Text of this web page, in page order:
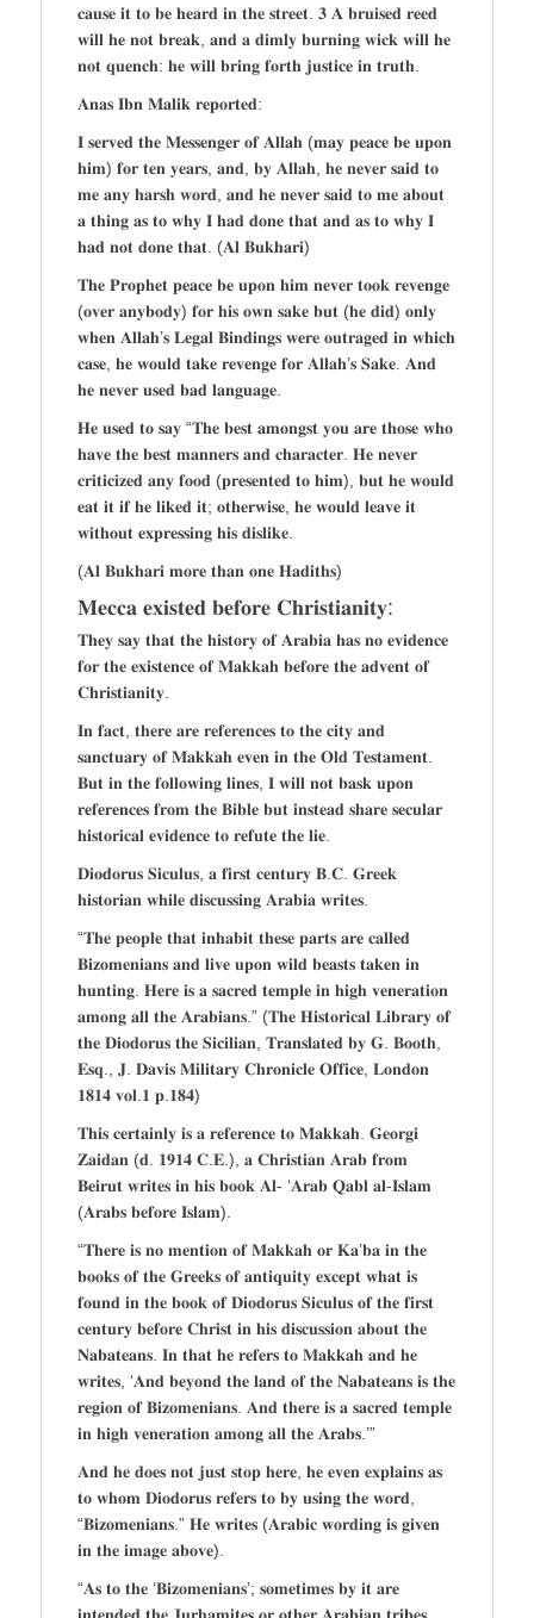
𝐜𝐚𝐮𝐬𝐞 𝐢𝐭 𝐭𝐨 𝐛𝐞 𝐡𝐞𝐚𝐫𝐝 𝐢𝐧 𝐭𝐡𝐞 𝐬𝐭𝐫𝐞𝐞𝐭. 𝟑 𝐀 𝐛𝐫𝐮𝐢𝐬𝐞𝐝 𝐫𝐞𝐞𝐝
𝐰𝐢𝐥𝐥 𝐡𝐞 𝐧𝐨𝐭 𝐛𝐫𝐞𝐚𝐤, 𝐚𝐧𝐝 𝐚 𝐝𝐢𝐦𝐥𝐲 𝐛𝐮𝐫𝐧𝐢𝐧𝐠 𝐰𝐢𝐜𝐤 𝐰𝐢𝐥𝐥 𝐡𝐞
𝐧𝐨𝐭 𝐪𝐮𝐞𝐧𝐜𝐡: 𝐡𝐞 𝐰𝐢𝐥𝐥 𝐛𝐫𝐢𝐧𝐠 𝐟𝐨𝐫𝐭𝐡 𝐣𝐮𝐬𝐭𝐢𝐜𝐞 𝐢𝐧 𝐭𝐫𝐮𝐭𝐡.
𝐀𝐧𝐚𝐬 𝐈𝐛𝐧 𝐌𝐚𝐥𝐢𝐤 𝐫𝐞𝐩𝐨𝐫𝐭𝐞𝐝:
𝐈 𝐬𝐞𝐫𝐯𝐞𝐝 𝐭𝐡𝐞 𝐌𝐞𝐬𝐬𝐞𝐧𝐠𝐞𝐫 𝐨𝐟 𝐀𝐥𝐥𝐚𝐡 (𝐦𝐚𝐲 𝐩𝐞𝐚𝐜𝐞 𝐛𝐞 𝐮𝐩𝐨𝐧
𝐡𝐢𝐦) 𝐟𝐨𝐫 𝐭𝐞𝐧 𝐲𝐞𝐚𝐫𝐬, 𝐚𝐧𝐝, 𝐛𝐲 𝐀𝐥𝐥𝐚𝐡, 𝐡𝐞 𝐧𝐞𝐯𝐞𝐫 𝐬𝐚𝐢𝐝 𝐭𝐨
𝐦𝐞 𝐚𝐧𝐲 𝐡𝐚𝐫𝐬𝐡 𝐰𝐨𝐫𝐝, 𝐚𝐧𝐝 𝐡𝐞 𝐧𝐞𝐯𝐞𝐫 𝐬𝐚𝐢𝐝 𝐭𝐨 𝐦𝐞 𝐚𝐛𝐨𝐮𝐭
𝐚 𝐭𝐡𝐢𝐧𝐠 𝐚𝐬 𝐭𝐨 𝐰𝐡𝐲 𝐈 𝐡𝐚𝐝 𝐝𝐨𝐧𝐞 𝐭𝐡𝐚𝐭 𝐚𝐧𝐝 𝐚𝐬 𝐭𝐨 𝐰𝐡𝐲 𝐈
𝐡𝐚𝐝 𝐧𝐨𝐭 𝐝𝐨𝐧𝐞 𝐭𝐡𝐚𝐭. (𝐀𝐥 𝐁𝐮𝐤𝐡𝐚𝐫𝐢)
𝐓𝐡𝐞 𝐏𝐫𝐨𝐩𝐡𝐞𝐭 𝐩𝐞𝐚𝐜𝐞 𝐛𝐞 𝐮𝐩𝐨𝐧 𝐡𝐢𝐦 𝐧𝐞𝐯𝐞𝐫 𝐭𝐨𝐨𝐤 𝐫𝐞𝐯𝐞𝐧𝐠𝐞
(𝐨𝐯𝐞𝐫 𝐚𝐧𝐲𝐛𝐨𝐝𝐲) 𝐟𝐨𝐫 𝐡𝐢𝐬 𝐨𝐰𝐧 𝐬𝐚𝐤𝐞 𝐛𝐮𝐭 (𝐡𝐞 𝐝𝐢𝐝) 𝐨𝐧𝐥𝐲
𝐰𝐡𝐞𝐧 𝐀𝐥𝐥𝐚𝐡’𝐬 𝐋𝐞𝐠𝐚𝐥 𝐁𝐢𝐧𝐝𝐢𝐧𝐠𝐬 𝐰𝐞𝐫𝐞 𝐨𝐮𝐭𝐫𝐚𝐠𝐞𝐝 𝐢𝐧 𝐰𝐡𝐢𝐜𝐡
𝐜𝐚𝐬𝐞, 𝐡𝐞 𝐰𝐨𝐮𝐥𝐝 𝐭𝐚𝐤𝐞 𝐫𝐞𝐯𝐞𝐧𝐠𝐞 𝐟𝐨𝐫 𝐀𝐥𝐥𝐚𝐡’𝐬 𝐒𝐚𝐤𝐞. 𝐀𝐧𝐝
𝐡𝐞 𝐧𝐞𝐯𝐞𝐫 𝐮𝐬𝐞𝐝 𝐛𝐚𝐝 𝐥𝐚𝐧𝐠𝐮𝐚𝐠𝐞.
𝐇𝐞 𝐮𝐬𝐞𝐝 𝐭𝐨 𝐬𝐚𝐲 “𝐓𝐡𝐞 𝐛𝐞𝐬𝐭 𝐚𝐦𝐨𝐧𝐠𝐬𝐭 𝐲𝐨𝐮 𝐚𝐫𝐞 𝐭𝐡𝐨𝐬𝐞 𝐰𝐡𝐨
𝐡𝐚𝐯𝐞 𝐭𝐡𝐞 𝐛𝐞𝐬𝐭 𝐦𝐚𝐧𝐧𝐞𝐫𝐬 𝐚𝐧𝐝 𝐜𝐡𝐚𝐫𝐚𝐜𝐭𝐞𝐫. 𝐇𝐞 𝐧𝐞𝐯𝐞𝐫
𝐜𝐫𝐢𝐭𝐢𝐜𝐢𝐳𝐞𝐝 𝐚𝐧𝐲 𝐟𝐨𝐨𝐝 (𝐩𝐫𝐞𝐬𝐞𝐧𝐭𝐞𝐝 𝐭𝐨 𝐡𝐢𝐦), 𝐛𝐮𝐭 𝐡𝐞 𝐰𝐨𝐮𝐥𝐝
𝐞𝐚𝐭 𝐢𝐭 𝐢𝐟 𝐡𝐞 𝐥𝐢𝐤𝐞𝐝 𝐢𝐭; 𝐨𝐭𝐡𝐞𝐫𝐰𝐢𝐬𝐞, 𝐡𝐞 𝐰𝐨𝐮𝐥𝐝 𝐥𝐞𝐚𝐯𝐞 𝐢𝐭
𝐰𝐢𝐭𝐡𝐨𝐮𝐭 𝐞𝐱𝐩𝐫𝐞𝐬𝐬𝐢𝐧𝐠 𝐡𝐢𝐬 𝐝𝐢𝐬𝐥𝐢𝐤𝐞.
(𝐀𝐥 𝐁𝐮𝐤𝐡𝐚𝐫𝐢 𝐦𝐨𝐫𝐞 𝐭𝐡𝐚𝐧 𝐨𝐧𝐞 𝐇𝐚𝐝𝐢𝐭𝐡𝐬)
𝐌𝐞𝐜𝐜𝐚 𝐞𝐱𝐢𝐬𝐭𝐞𝐝 𝐛𝐞𝐟𝐨𝐫𝐞 𝐂𝐡𝐫𝐢𝐬𝐭𝐢𝐚𝐧𝐢𝐭𝐲:
𝐓𝐡𝐞𝐲 𝐬𝐚𝐲 𝐭𝐡𝐚𝐭 𝐭𝐡𝐞 𝐡𝐢𝐬𝐭𝐨𝐫𝐲 𝐨𝐟 𝐀𝐫𝐚𝐛𝐢𝐚 𝐡𝐚𝐬 𝐧𝐨 𝐞𝐯𝐢𝐝𝐞𝐧𝐜𝐞
𝐟𝐨𝐫 𝐭𝐡𝐞 𝐞𝐱𝐢𝐬𝐭𝐞𝐧𝐜𝐞 𝐨𝐟 𝐌𝐚𝐤𝐤𝐚𝐡 𝐛𝐞𝐟𝐨𝐫𝐞 𝐭𝐡𝐞 𝐚𝐝𝐯𝐞𝐧𝐭 𝐨𝐟
𝐂𝐡𝐫𝐢𝐬𝐭𝐢𝐚𝐧𝐢𝐭𝐲.
𝐈𝐧 𝐟𝐚𝐜𝐭, 𝐭𝐡𝐞𝐫𝐞 𝐚𝐫𝐞 𝐫𝐞𝐟𝐞𝐫𝐞𝐧𝐜𝐞𝐬 𝐭𝐨 𝐭𝐡𝐞 𝐜𝐢𝐭𝐲 𝐚𝐧𝐝
𝐬𝐚𝐧𝐜𝐭𝐮𝐚𝐫𝐲 𝐨𝐟 𝐌𝐚𝐤𝐤𝐚𝐡 𝐞𝐯𝐞𝐧 𝐢𝐧 𝐭𝐡𝐞 𝐎𝐥𝐝 𝐓𝐞𝐬𝐭𝐚𝐦𝐞𝐧𝐭.
𝐁𝐮𝐭 𝐢𝐧 𝐭𝐡𝐞 𝐟𝐨𝐥𝐥𝐨𝐰𝐢𝐧𝐠 𝐥𝐢𝐧𝐞𝐬, 𝐈 𝐰𝐢𝐥𝐥 𝐧𝐨𝐭 𝐛𝐚𝐬𝐤 𝐮𝐩𝐨𝐧
𝐫𝐞𝐟𝐞𝐫𝐞𝐧𝐜𝐞𝐬 𝐟𝐫𝐨𝐦 𝐭𝐡𝐞 𝐁𝐢𝐛𝐥𝐞 𝐛𝐮𝐭 𝐢𝐧𝐬𝐭𝐞𝐚𝐝 𝐬𝐡𝐚𝐫𝐞 𝐬𝐞𝐜𝐮𝐥𝐚𝐫
𝐡𝐢𝐬𝐭𝐨𝐫𝐢𝐜𝐚𝐥 𝐞𝐯𝐢𝐝𝐞𝐧𝐜𝐞 𝐭𝐨 𝐫𝐞𝐟𝐮𝐭𝐞 𝐭𝐡𝐞 𝐥𝐢𝐞.
𝐃𝐢𝐨𝐝𝐨𝐫𝐮𝐬 𝐒𝐢𝐜𝐮𝐥𝐮𝐬, 𝐚 𝐟𝐢𝐫𝐬𝐭 𝐜𝐞𝐧𝐭𝐮𝐫𝐲 𝐁.𝐂. 𝐆𝐫𝐞𝐞𝐤
𝐡𝐢𝐬𝐭𝐨𝐫𝐢𝐚𝐧 𝐰𝐡𝐢𝐥𝐞 𝐝𝐢𝐬𝐜𝐮𝐬𝐬𝐢𝐧𝐠 𝐀𝐫𝐚𝐛𝐢𝐚 𝐰𝐫𝐢𝐭𝐞𝐬.
“𝐓𝐡𝐞 𝐩𝐞𝐨𝐩𝐥𝐞 𝐭𝐡𝐚𝐭 𝐢𝐧𝐡𝐚𝐛𝐢𝐭 𝐭𝐡𝐞𝐬𝐞 𝐩𝐚𝐫𝐭𝐬 𝐚𝐫𝐞 𝐜𝐚𝐥𝐥𝐞𝐝
𝐁𝐢𝐳𝐨𝐦𝐞𝐧𝐢𝐚𝐧𝐬 𝐚𝐧𝐝 𝐥𝐢𝐯𝐞 𝐮𝐩𝐨𝐧 𝐰𝐢𝐥𝐝 𝐛𝐞𝐚𝐬𝐭𝐬 𝐭𝐚𝐤𝐞𝐧 𝐢𝐧
𝐡𝐮𝐧𝐭𝐢𝐧𝐠. 𝐇𝐞𝐫𝐞 𝐢𝐬 𝐚 𝐬𝐚𝐜𝐫𝐞𝐝 𝐭𝐞𝐦𝐩𝐥𝐞 𝐢𝐧 𝐡𝐢𝐠𝐡 𝐯𝐞𝐧𝐞𝐫𝐚𝐭𝐢𝐨𝐧
𝐚𝐦𝐨𝐧𝐠 𝐚𝐥𝐥 𝐭𝐡𝐞 𝐀𝐫𝐚𝐛𝐢𝐚𝐧𝐬.” (𝐓𝐡𝐞 𝐇𝐢𝐬𝐭𝐨𝐫𝐢𝐜𝐚𝐥 𝐋𝐢𝐛𝐫𝐚𝐫𝐲 𝐨𝐟
𝐭𝐡𝐞 𝐃𝐢𝐨𝐝𝐨𝐫𝐮𝐬 𝐭𝐡𝐞 𝐒𝐢𝐜𝐢𝐥𝐢𝐚𝐧, 𝐓𝐫𝐚𝐧𝐬𝐥𝐚𝐭𝐞𝐝 𝐛𝐲 𝐆. 𝐁𝐨𝐨𝐭𝐡,
𝐄𝐬𝐪., 𝐉. 𝐃𝐚𝐯𝐢𝐬 𝐌𝐢𝐥𝐢𝐭𝐚𝐫𝐲 𝐂𝐡𝐫𝐨𝐧𝐢𝐜𝐥𝐞 𝐎𝐟𝐟𝐢𝐜𝐞, 𝐋𝐨𝐧𝐝𝐨𝐧
𝟏𝟖𝟏𝟒 𝐯𝐨𝐥.𝟏 𝐩.𝟏𝟖𝟒)
𝐓𝐡𝐢𝐬 𝐜𝐞𝐫𝐭𝐚𝐢𝐧𝐥𝐲 𝐢𝐬 𝐚 𝐫𝐞𝐟𝐞𝐫𝐞𝐧𝐜𝐞 𝐭𝐨 𝐌𝐚𝐤𝐤𝐚𝐡. 𝐆𝐞𝐨𝐫𝐠𝐢
𝐙𝐚𝐢𝐝𝐚𝐧 (𝐝. 𝟏𝟗𝟏𝟒 𝐂.𝐄.), 𝐚 𝐂𝐡𝐫𝐢𝐬𝐭𝐢𝐚𝐧 𝐀𝐫𝐚𝐛 𝐟𝐫𝐨𝐦
𝐁𝐞𝐢𝐫𝐮𝐭 𝐰𝐫𝐢𝐭𝐞𝐬 𝐢𝐧 𝐡𝐢𝐬 𝐛𝐨𝐨𝐤 𝐀𝐥- ‘𝐀𝐫𝐚𝐛 𝐐𝐚𝐛𝐥 𝐚𝐥-𝐈𝐬𝐥𝐚𝐦
(𝐀𝐫𝐚𝐛𝐬 𝐛𝐞𝐟𝐨𝐫𝐞 𝐈𝐬𝐥𝐚𝐦).
“𝐓𝐡𝐞𝐫𝐞 𝐢𝐬 𝐧𝐨 𝐦𝐞𝐧𝐭𝐢𝐨𝐧 𝐨𝐟 𝐌𝐚𝐤𝐤𝐚𝐡 𝐨𝐫 𝐊𝐚’𝐛𝐚 𝐢𝐧 𝐭𝐡𝐞
𝐛𝐨𝐨𝐤𝐬 𝐨𝐟 𝐭𝐡𝐞 𝐆𝐫𝐞𝐞𝐤𝐬 𝐨𝐟 𝐚𝐧𝐭𝐢𝐪𝐮𝐢𝐭𝐲 𝐞𝐱𝐜𝐞𝐩𝐭 𝐰𝐡𝐚𝐭 𝐢𝐬
𝐟𝐨𝐮𝐧𝐝 𝐢𝐧 𝐭𝐡𝐞 𝐛𝐨𝐨𝐤 𝐨𝐟 𝐃𝐢𝐨𝐝𝐨𝐫𝐮𝐬 𝐒𝐢𝐜𝐮𝐥𝐮𝐬 𝐨𝐟 𝐭𝐡𝐞 𝐟𝐢𝐫𝐬𝐭
𝐜𝐞𝐧𝐭𝐮𝐫𝐲 𝐛𝐞𝐟𝐨𝐫𝐞 𝐂𝐡𝐫𝐢𝐬𝐭 𝐢𝐧 𝐡𝐢𝐬 𝐝𝐢𝐬𝐜𝐮𝐬𝐬𝐢𝐨𝐧 𝐚𝐛𝐨𝐮𝐭 𝐭𝐡𝐞
𝐍𝐚𝐛𝐚𝐭𝐞𝐚𝐧𝐬. 𝐈𝐧 𝐭𝐡𝐚𝐭 𝐡𝐞 𝐫𝐞𝐟𝐞𝐫𝐬 𝐭𝐨 𝐌𝐚𝐤𝐤𝐚𝐡 𝐚𝐧𝐝 𝐡𝐞
𝐰𝐫𝐢𝐭𝐞𝐬, ‘𝐀𝐧𝐝 𝐛𝐞𝐲𝐨𝐧𝐝 𝐭𝐡𝐞 𝐥𝐚𝐧𝐝 𝐨𝐟 𝐭𝐡𝐞 𝐍𝐚𝐛𝐚𝐭𝐞𝐚𝐧𝐬 𝐢𝐬 𝐭𝐡𝐞
𝐫𝐞𝐠𝐢𝐨𝐧 𝐨𝐟 𝐁𝐢𝐳𝐨𝐦𝐞𝐧𝐢𝐚𝐧𝐬. 𝐀𝐧𝐝 𝐭𝐡𝐞𝐫𝐞 𝐢𝐬 𝐚 𝐬𝐚𝐜𝐫𝐞𝐝 𝐭𝐞𝐦𝐩𝐥𝐞
𝐢𝐧 𝐡𝐢𝐠𝐡 𝐯𝐞𝐧𝐞𝐫𝐚𝐭𝐢𝐨𝐧 𝐚𝐦𝐨𝐧𝐠 𝐚𝐥𝐥 𝐭𝐡𝐞 𝐀𝐫𝐚𝐛𝐬.’”
𝐀𝐧𝐝 𝐡𝐞 𝐝𝐨𝐞𝐬 𝐧𝐨𝐭 𝐣𝐮𝐬𝐭 𝐬𝐭𝐨𝐩 𝐡𝐞𝐫𝐞, 𝐡𝐞 𝐞𝐯𝐞𝐧 𝐞𝐱𝐩𝐥𝐚𝐢𝐧𝐬 𝐚𝐬
𝐭𝐨 𝐰𝐡𝐨𝐦 𝐃𝐢𝐨𝐝𝐨𝐫𝐮𝐬 𝐫𝐞𝐟𝐞𝐫𝐬 𝐭𝐨 𝐛𝐲 𝐮𝐬𝐢𝐧𝐠 𝐭𝐡𝐞 𝐰𝐨𝐫𝐝,
“𝐁𝐢𝐳𝐨𝐦𝐞𝐧𝐢𝐚𝐧𝐬.” 𝐇𝐞 𝐰𝐫𝐢𝐭𝐞𝐬 (𝐀𝐫𝐚𝐛𝐢𝐜 𝐰𝐨𝐫𝐝𝐢𝐧𝐠 𝐢𝐬 𝐠𝐢𝐯𝐞𝐧
𝐢𝐧 𝐭𝐡𝐞 𝐢𝐦𝐚𝐠𝐞 𝐚𝐛𝐨𝐯𝐞).
“𝐀𝐬 𝐭𝐨 𝐭𝐡𝐞 ‘𝐁𝐢𝐳𝐨𝐦𝐞𝐧𝐢𝐚𝐧𝐬’; 𝐬𝐨𝐦𝐞𝐭𝐢𝐦𝐞𝐬 𝐛𝐲 𝐢𝐭 𝐚𝐫𝐞